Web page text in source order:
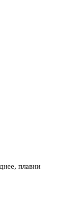
плавни